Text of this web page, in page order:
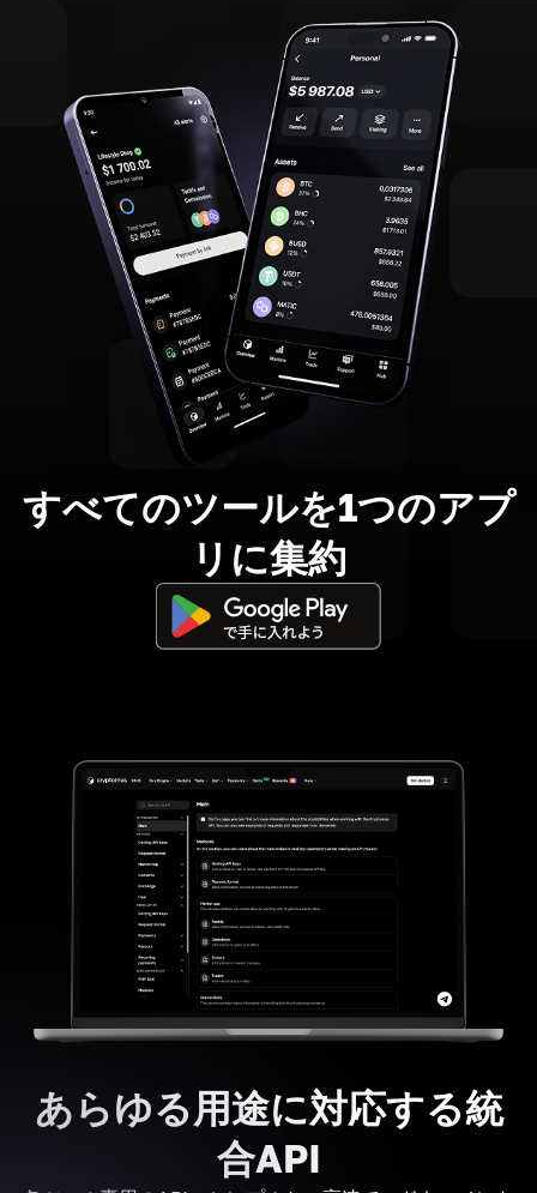
すべてのツールを1つのアプ
リに集約
あらゆる用途に対応する統
合API